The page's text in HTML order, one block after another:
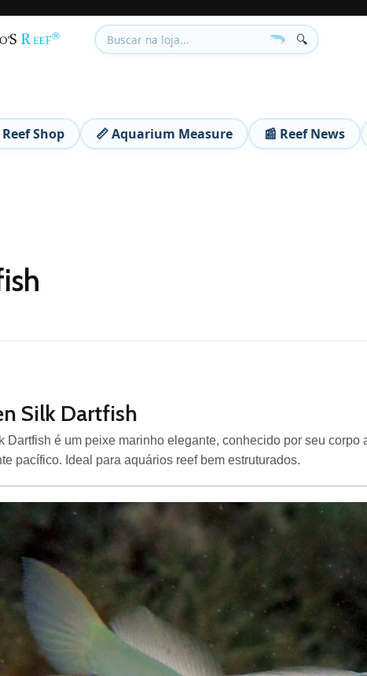
🔍
Reef Shop 📏 Aquarium Measure 📰 Reef News
Silk Dartfish
Dartfish é um peixe marinho elegante, conhecido por seu
pacífico. Ideal para aquários reef bem estruturados.